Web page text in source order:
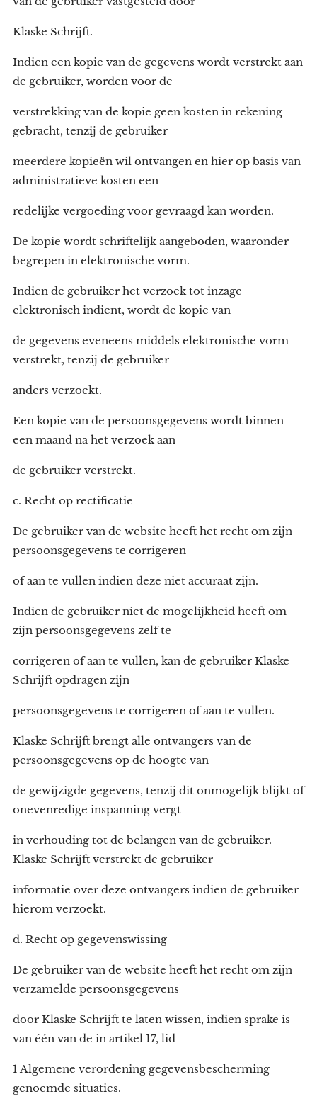
Klaske Schrijft.
Indien een kopie van de gegevens wordt verstrekt aan
de gebruiker, worden voor de
verstrekking van de kopie geen kosten in rekening
gebracht, tenzij de gebruiker
meerdere kopieën wil ontvangen en hier op basis van
administratieve kosten een
redelijke vergoeding voor gevraagd kan worden.
De kopie wordt schriftelijk aangeboden, waaronder
begrepen in elektronische vorm.
Indien de gebruiker het verzoek tot inzage
elektronisch indient, wordt de kopie van
de gegevens eveneens middels elektronische vorm
verstrekt, tenzij de gebruiker
anders verzoekt.
Een kopie van de persoonsgegevens wordt binnen
een maand na het verzoek aan
de gebruiker verstrekt.
c. Recht op rectificatie
De gebruiker van de website heeft het recht om zijn
persoonsgegevens te corrigeren
of aan te vullen indien deze niet accuraat zijn.
Indien de gebruiker niet de mogelijkheid heeft om
zijn persoonsgegevens zelf te
corrigeren of aan te vullen, kan de gebruiker Klaske
Schrijft opdragen zijn
persoonsgegevens te corrigeren of aan te vullen.
Klaske Schrijft brengt alle ontvangers van de
persoonsgegevens op de hoogte van
de gewijzigde gegevens, tenzij dit onmogelijk blijkt of
onevenredige inspanning vergt
in verhouding tot de belangen van de gebruiker.
Klaske Schrijft verstrekt de gebruiker
informatie over deze ontvangers indien de gebruiker
hierom verzoekt.
d. Recht op gegevenswissing
De gebruiker van de website heeft het recht om zijn
verzamelde persoonsgegevens
door Klaske Schrijft te laten wissen, indien sprake is
van één van de in artikel 17, lid
1 Algemene verordening gegevensbescherming
genoemde situaties.